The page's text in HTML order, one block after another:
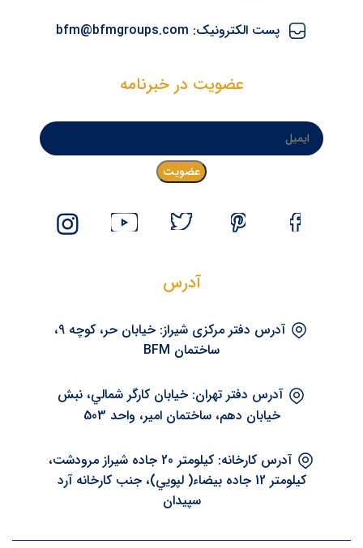
پست الکترونیک: bfm@bfmgroups.com
عضویت در خبرنامه
آدرس
آدرس دفتر مرکزی شيراز: خیابان حر، کوچه 9،
ساختمان BFM
آدرس دفتر تهران: خيابان کارگر شمالي، نبش
خيابان دهم، ساختمان امير، واحد 503
آدرس کارخانه: کيلومتر 20 جاده شيراز مرودشت،
کيلومتر 12 جاده بيضاء( لپويي)، جنب کارخانه آرد
سپيدان